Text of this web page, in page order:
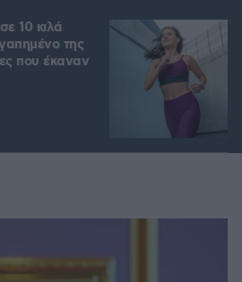
10 κιλά
της
που έκαναν